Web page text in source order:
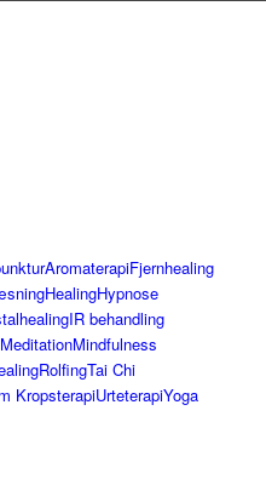
AromaterapiFjernhealing
HealingHypnose
IR behandling
MeditationMindfulness
RolfingTai Chi
KropsterapiUrteterapiYoga